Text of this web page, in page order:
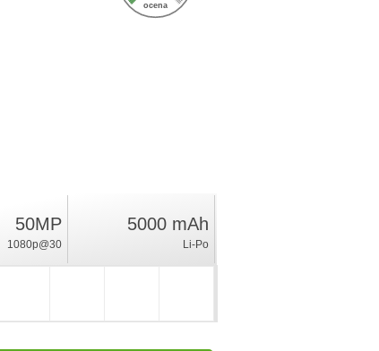
ocena
50MP
1080p@30
5000 mAh
Li-Po